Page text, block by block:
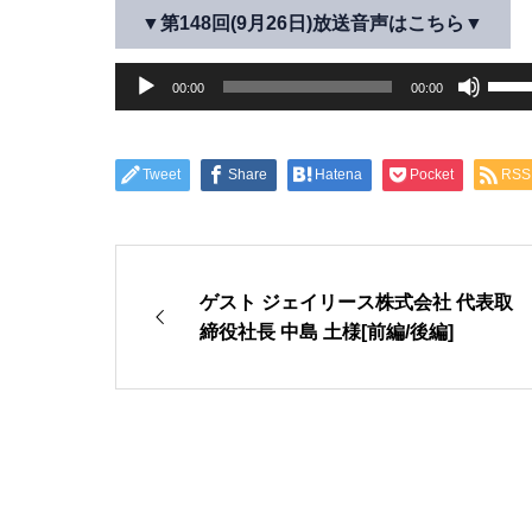
▼第148回(9月26日)放送音声はこちら▼
音
ー
ー
00:00 00:00
ボ
リ
ー
ム
は
Tweet Share Hatena Pocket RSS
ゲスト ジェイリース株式会社 代表取
締役社長 中島 土様[前編/後編]